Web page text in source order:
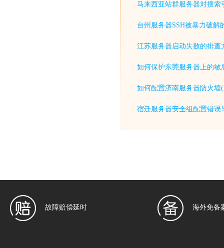
马来西亚站群服务器对搜索
台州服务器SSH被暴力破解
江苏服务器启动失败的排查
如何保护东莞服务器上的敏
如何配置济南服务器防火墙
宿迁服务器安全组配置错误
故障赔偿延时 海外免备